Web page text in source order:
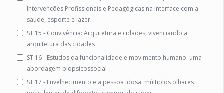
Intervenções Profissionais e Pedagógicas na interface com a
saúde, esporte e lazer
ST 15 - Convivência: Arquitetura e cidades, vivenciando a
arquitetura das cidades
ST 16 - Estudos da funcionalidade e movimento humano: uma
abordagem biopsicossocial
ST 17 - Envelhecimento e a pessoa idosa: múltiplos olhares